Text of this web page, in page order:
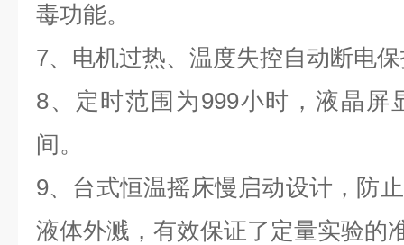
毒功能。
7、电机过热、温度失控自动断电
8、定时范围为999小时，液晶屏
间。
9、台式恒温摇床慢启动设计，防
液体外溅，有效保证了定量实验的